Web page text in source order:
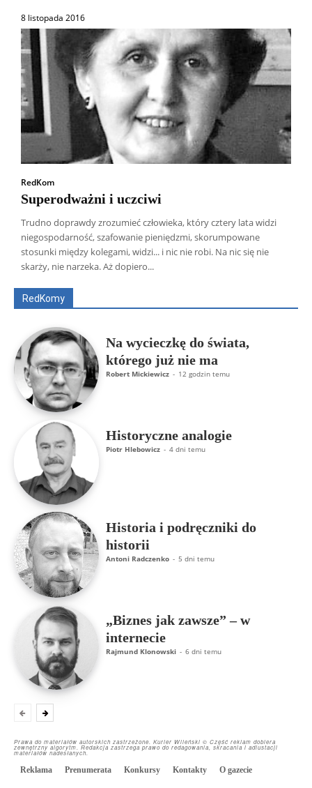
8 listopada 2016
RedKom
Superodważni i uczciwi
Trudno doprawdy zrozumieć człowieka, który cztery lata widzi
niegospodarność, szafowanie pieniędzmi, skorumpowane
stosunki między kolegami, widzi... i nic nie robi. Na nic się nie
skarży, nie narzeka. Aż dopiero...
RedKomy
Wszyscy Aleksander Borowik
Antoni Radczenko
Artur Płokszto
Grzegorz Górny
ks. Jarosław Wąsowicz SDB
Na wycieczkę do świata,
którego już nie ma
Robert Mickiewicz - 12 godzin temu
Historyczne analogie
Piotr Hlebowicz - 4 dni temu
Historia i podręczniki do
historii
Antoni Radczenko - 5 dni temu
„Biznes jak zawsze” – w
internecie
Rajmund Klonowski - 6 dni temu
Prawa do materiałów autorskich zastrzeżone. Kurier Wileński © Część reklam dobiera
zewnętrzny algorytm. Redakcja zastrzega prawo do redagowania, skracania i adiustacji
materiałów nadesłanych.
Reklama Prenumerata Konkursy Kontakty O gazecie